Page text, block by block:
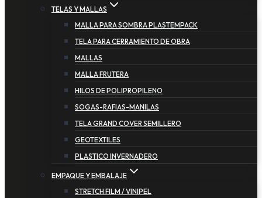
TELAS Y MALLAS
MALLA PARA SOMBRA PLASTEMPACK
TELA PARA CERRAMIENTO DE OBRA
MALLAS
MALLA FRUTERA
HILOS DE POLIPROPILENO
SOGAS-RAFIAS-MANILAS
TELA GRAND COVER SEMILLERO
GEOTEXTILES
PLASTICO INVERNADERO
EMPAQUE Y EMBALAJE
STRETCH FILM / VINIPEL